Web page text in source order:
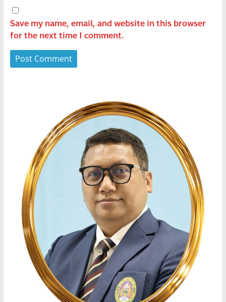
Save my name, email, and website in this browser
for the next time I comment.